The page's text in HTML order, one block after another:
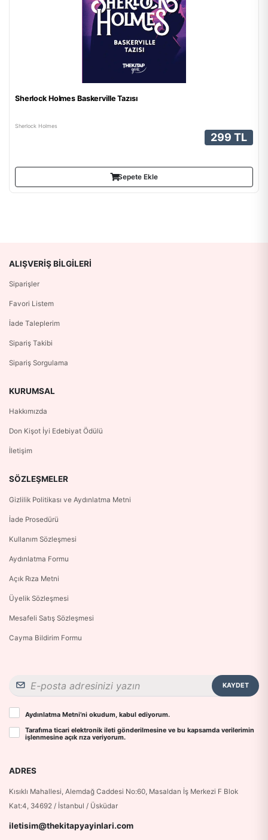
Sherlock Holmes Baskerville Tazısı
Sherlock Holmes
299 TL
Sepete Ekle
ALIŞVERIŞ BILGILERI
Siparişler
Favori Listem
İade Taleplerim
Sipariş Takibi
Sipariş Sorgulama
KURUMSAL
Hakkımızda
Don Kişot İyi Edebiyat Ödülü
İletişim
SÖZLEŞMELER
Gizlilik Politikası ve Aydınlatma Metni
İade Prosedürü
Kullanım Sözleşmesi
Aydınlatma Formu
Açık Rıza Metni
Üyelik Sözleşmesi
Mesafeli Satış Sözleşmesi
Cayma Bildirim Formu
KAYDET
Aydınlatma Metni’ni okudum, kabul ediyorum.
Tarafıma ticari elektronik ileti gönderilmesine ve bu kapsamda verilerimin
işlenmesine açık rıza veriyorum.
ADRES
Kısıklı Mahallesi, Alemdağ Caddesi No:60, Masaldan İş Merkezi F Blok
Kat:4, 34692 / İstanbul / Üsküdar
iletisim@thekitapyayinlari.com